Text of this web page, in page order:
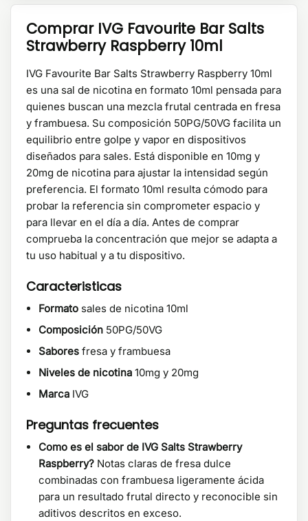
Comprar IVG Favourite Bar Salts
Strawberry Raspberry 10ml
IVG Favourite Bar Salts Strawberry Raspberry 10ml
es una sal de nicotina en formato 10ml pensada para
quienes buscan una mezcla frutal centrada en fresa
y frambuesa. Su composición 50PG/50VG facilita un
equilibrio entre golpe y vapor en dispositivos
diseñados para sales. Está disponible en 10mg y
20mg de nicotina para ajustar la intensidad según
preferencia. El formato 10ml resulta cómodo para
probar la referencia sin comprometer espacio y
para llevar en el día a día. Antes de comprar
comprueba la concentración que mejor se adapta a
tu uso habitual y a tu dispositivo.
Caracteristicas
Formato sales de nicotina 10ml
Composición 50PG/50VG
Sabores fresa y frambuesa
Niveles de nicotina 10mg y 20mg
Marca IVG
Preguntas frecuentes
Como es el sabor de IVG Salts Strawberry
Raspberry? Notas claras de fresa dulce
combinadas con frambuesa ligeramente ácida
para un resultado frutal directo y reconocible sin
aditivos descritos en exceso.